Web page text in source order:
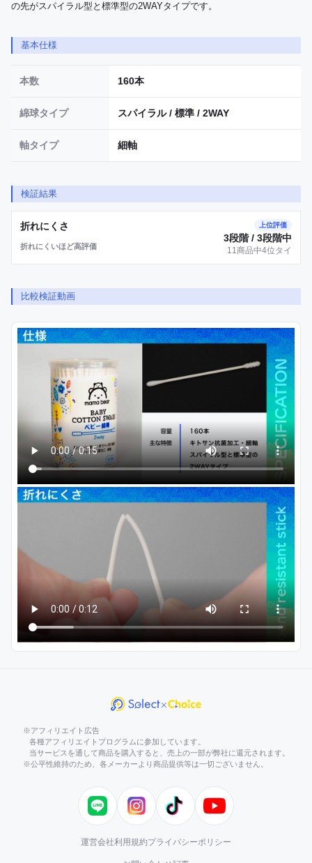
の先がスパイラル型と標準型の2WAYタイプです。
基本仕様
本数 160本
綿球タイプ スパイラル / 標準 / 2WAY
軸タイプ 細軸
検証結果
折れにくさ
折れにくいほど高評価
上位評価
3段階 / 3段階中
11商品中4位タイ
比較検証動画
※アフィリエイト広告
各種アフィリエイトプログラムに参加しています。
当サービスを通して商品を購入すると、売上の一部が弊社に還元されます。
※公平性維持のため、各メーカーより商品提供等は一切ございません。
LINE InstagramTikTok YouTube
運営会社利用規約プライバシーポリシー